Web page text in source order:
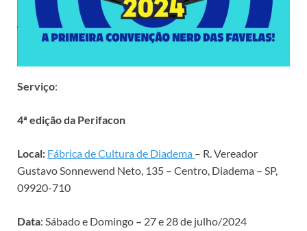
Serviço:
4ª edição da Perifacon
Local: Fábrica de Cultura de Diadema – R. Vereador
Gustavo Sonnewend Neto, 135 – Centro, Diadema – SP,
09920-710
Data: Sábado e Domingo – 27 e 28 de julho/2024